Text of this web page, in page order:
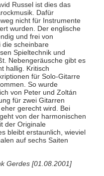
Russel ist dies das
Dafür
nicht für Instrumente
wurden. Der englische
und frei von
die scheinbare
Spieltechnik und
Nebengeräusche gibt es
hallig. Kritisch
für Solo-Gitarre
So wurde
von Peter und Zoltán
für zwei Gitarren
gerecht wird. Bei
von der harmonischen
der Originale
bleibt erstaunlich, wieviel
auf sechs Saiten
Gerdes [01.08.2001]